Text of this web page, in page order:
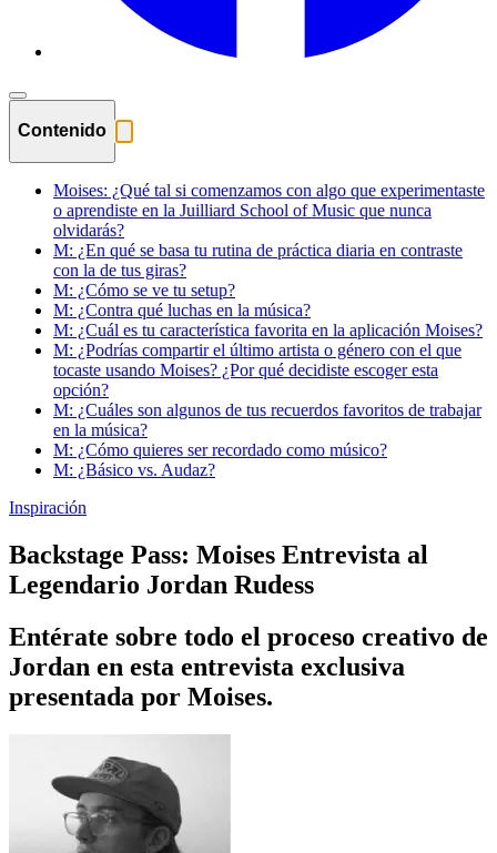
Contenido
Moises: ¿Qué tal si comenzamos con algo que experimentaste
o aprendiste en la Juilliard School of Music que nunca
olvidarás?
M: ¿En qué se basa tu rutina de práctica diaria en contraste
con la de tus giras?
M: ¿Cómo se ve tu setup?
M: ¿Contra qué luchas en la música?
M: ¿Cuál es tu característica favorita en la aplicación Moises?
M: ¿Podrías compartir el último artista o género con el que
tocaste usando Moises? ¿Por qué decidiste escoger esta
opción?
M: ¿Cuáles son algunos de tus recuerdos favoritos de trabajar
en la música?
M: ¿Cómo quieres ser recordado como músico?
M: ¿Básico vs. Audaz?
Inspiración
Backstage Pass: Moises Entrevista al
Legendario Jordan Rudess
Entérate sobre todo el proceso creativo de
Jordan en esta entrevista exclusiva
presentada por Moises.